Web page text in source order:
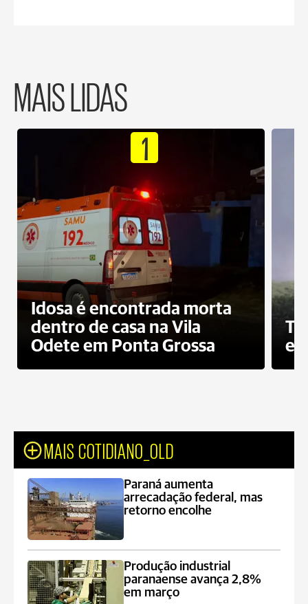
MAIS LIDAS
1
Idosa é encontrada morta
dentro de casa na Vila
Odete em Ponta Grossa
e
MAIS COTIDIANO_OLD
Paraná aumenta
arrecadação federal, mas
retorno encolhe
Produção industrial
paranaense avança 2,8%
em março